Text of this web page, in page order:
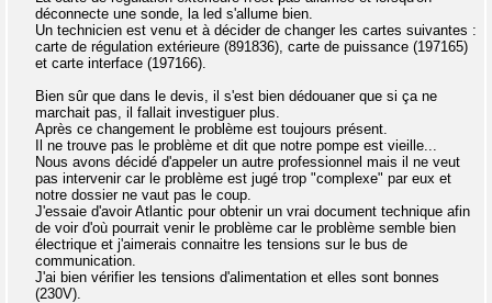
déconnecte une sonde, la led s'allume bien.
Un technicien est venu et à décider de changer les cartes suivantes :
carte de régulation extérieure (891836), carte de puissance (197165)
et carte interface (197166).
Bien sûr que dans le devis, il s'est bien dédouaner que si ça ne
marchait pas, il fallait investiguer plus.
Après ce changement le problème est toujours présent.
Il ne trouve pas le problème et dit que notre pompe est vieille...
Nous avons décidé d'appeler un autre professionnel mais il ne veut
pas intervenir car le problème est jugé trop "complexe" par eux et
notre dossier ne vaut pas le coup.
J'essaie d'avoir Atlantic pour obtenir un vrai document technique afin
de voir d'où pourrait venir le problème car le problème semble bien
électrique et j'aimerais connaitre les tensions sur le bus de
communication.
J'ai bien vérifier les tensions d'alimentation et elles sont bonnes
(230V).